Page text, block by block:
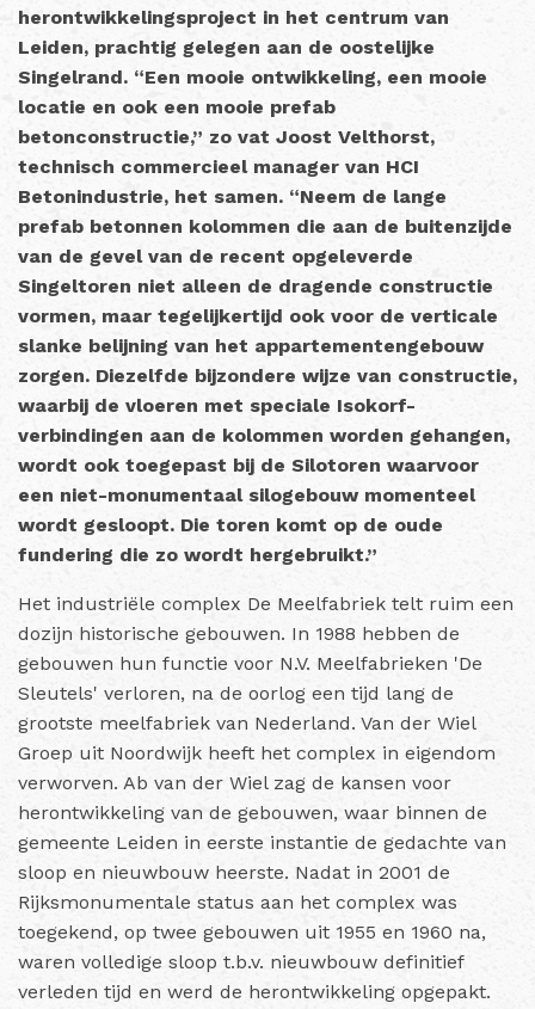
herontwikkelingsproject in het centrum van
Leiden, prachtig gelegen aan de oostelijke
Singelrand. “Een mooie ontwikkeling, een mooie
locatie en ook een mooie prefab
betonconstructie,” zo vat Joost Velthorst,
technisch commercieel manager van HCI
Betonindustrie, het samen. “Neem de lange
prefab betonnen kolommen die aan de buitenzijde
van de gevel van de recent opgeleverde
Singeltoren niet alleen de dragende constructie
vormen, maar tegelijkertijd ook voor de verticale
slanke belijning van het appartementengebouw
zorgen. Diezelfde bijzondere wijze van constructie,
waarbij de vloeren met speciale Isokorf-
verbindingen aan de kolommen worden gehangen,
wordt ook toegepast bij de Silotoren waarvoor
een niet-monumentaal silogebouw momenteel
wordt gesloopt. Die toren komt op de oude
fundering die zo wordt hergebruikt.”
Het industriële complex De Meelfabriek telt ruim een
dozijn historische gebouwen. In 1988 hebben de
gebouwen hun functie voor N.V. Meelfabrieken 'De
Sleutels' verloren, na de oorlog een tijd lang de
grootste meelfabriek van Nederland. Van der Wiel
Groep uit Noordwijk heeft het complex in eigendom
verworven. Ab van der Wiel zag de kansen voor
herontwikkeling van de gebouwen, waar binnen de
gemeente Leiden in eerste instantie de gedachte van
sloop en nieuwbouw heerste. Nadat in 2001 de
Rijksmonumentale status aan het complex was
toegekend, op twee gebouwen uit 1955 en 1960 na,
waren volledige sloop t.b.v. nieuwbouw definitief
verleden tijd en werd de herontwikkeling opgepakt.